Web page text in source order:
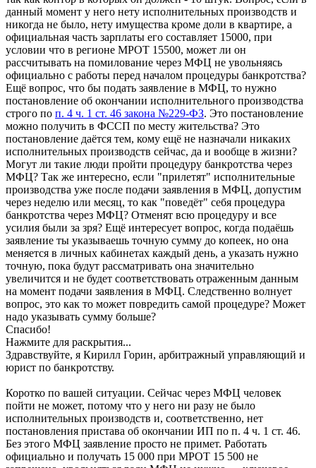
данный момент у него нету исполнительных производств и
никогда не было, нету имущества кроме доли в квартире, а
официальная часть зарплаты его составляет 15000, при
условии что в регионе МРОТ 15500, может ли он
рассчитывать на помилование через МФЦ не увольняясь
официально с работы перед началом процедуры банкротства?
Ещё вопрос, что бы подать заявление в МФЦ, то нужно
постановление об окончании исполнительного производства
строго по п. 4 ч. 1 ст. 46 закона №229-ФЗ. Это постановление
можно получить в ФССП по месту жительства? Это
постановление даётся тем, кому ещё не назначали никаких
исполнительных производств сейчас, да и вообще в жизни?
Могут ли такие люди пройти процедуру банкротства через
МФЦ? Так же интересно, если "прилетят" исполнительные
производства уже после подачи заявления в МФЦ, допустим
через неделю или месяц, то как "поведёт" себя процедура
банкротства через МФЦ? Отменят всю процедуру и все
усилия были за зря? Ещё интересует вопрос, когда подаёшь
заявление ты указываешь точную сумму до копеек, но она
меняется в личных кабинетах каждый день, а указать нужно
точную, пока будут рассматривать она значительно
увеличится и не будет соответствовать отраженным данным
на момент подачи заявления в МФЦ. Следственно волнует
вопрос, это как то может повредить самой процедуре? Может
надо указывать сумму больше?
Спасибо!
Нажмите для раскрытия...
Здравствуйте, я Кирилл Горин, арбитражный управляющий и
юрист по банкротству.
Коротко по вашей ситуации. Сейчас через МФЦ человек
пойти не может, потому что у него ни разу не было
исполнительных производств и, соответственно, нет
постановления пристава об окончании ИП по п. 4 ч. 1 ст. 46.
Без этого МФЦ заявление просто не примет. Работать
официально и получать 15 000 при МРОТ 15 500 не